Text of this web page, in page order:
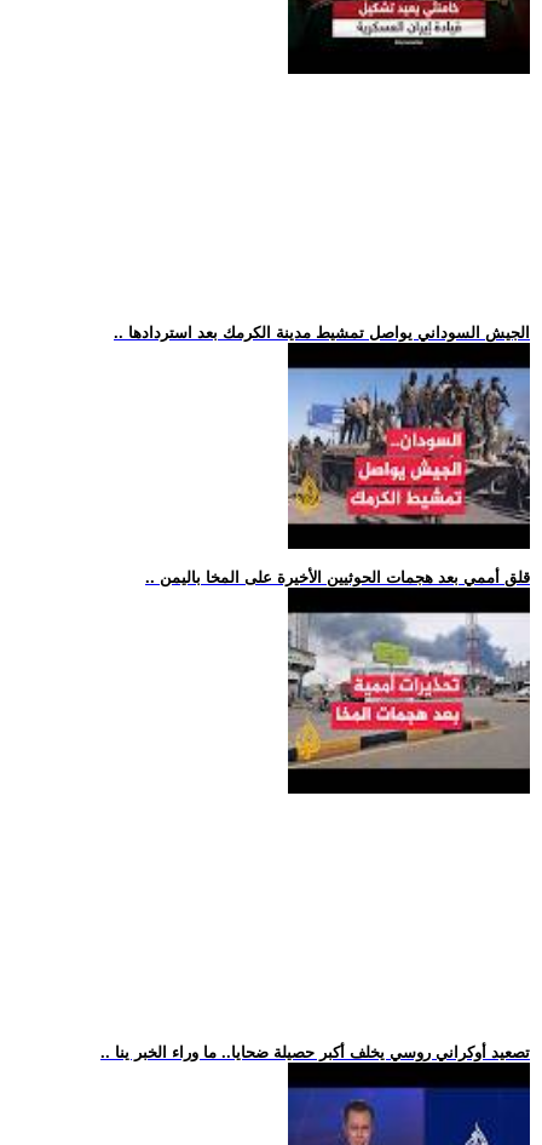
.. الجيش السوداني يواصل تمشيط مدينة الكرمك بعد استردادها
.. قلق أممي بعد هجمات الحوثيين الأخيرة على المخا باليمن
.. تصعيد أوكراني روسي يخلف أكبر حصيلة ضحايا.. ما وراء الخبر ينا